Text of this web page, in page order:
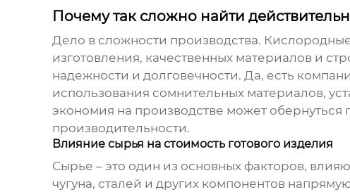
Почему так сложно найти
Дело в сложности производства.
изготовления, качественных материалов и
надежности и долговечности. Да, есть
использования сомнительных материалов,
экономия на производстве может
производительности.
Влияние сырья на стоимость готового изделия
Сырье – это один из основных факторов,
чугуна, сталей и других компонентов